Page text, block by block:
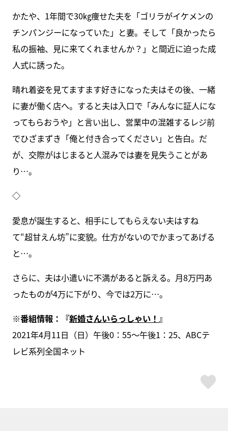
かたや、1年間で30㎏痩せた夫を「ゴリラがイケメンの
チンパンジーになっていた」と妻。そして「良かったら
私の振袖、見に来てくれませんか？」と間近に迫った成
人式に誘った。
晴れ着姿を見てますます好きになった夫はその後、一緒
に妻が働く店へ。すると夫は入口で「みんなに証人にな
ってもらおうや」と言い出し、営業中の混雑するレジ前
でひざまずき「俺と付き合ってください」と告白。だ
が、交際がはじまると人混みでは妻を見失うことがあ
り…。
◇
愛息が誕生すると、相手にしてもらえない夫はすね
て“超甘えん坊”に変貌。仕方がないのでかまってあげる
と…。
さらに、夫は小遣いに不満があると訴える。月8万円あ
ったものが4万に下がり、今では2万に…。
※番組情報：『新婚さんいらっしゃい！ 』
2021年4月11日（日）午後0：55～午後1：25、ABCテ
レビ系列全国ネット